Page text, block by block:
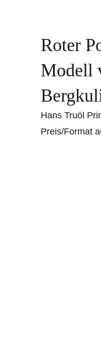
Roter
Modell
Hans Truöl
Preis/Format